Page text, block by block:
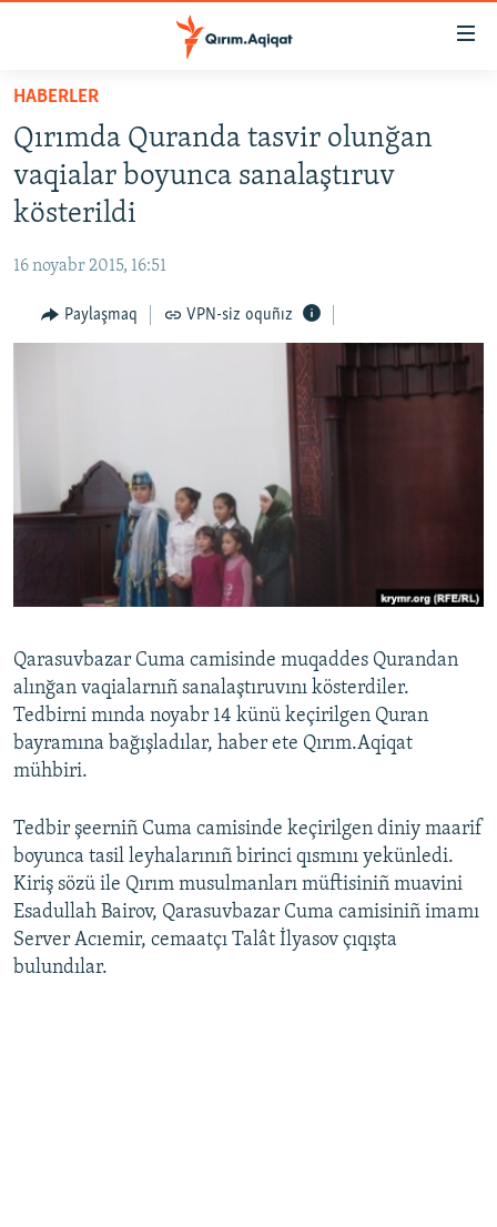
Esas
qaytmaq
Baş
navigatsiyağa
qaytmaq
Qıdıruvğa
qaytmaq
HABERLER
SİYASET
İQTİSADİYAT
MEDENİYET
İNSAN AQLARI
Українською
RFE/RS bütün saytları
HABERLER
Qırımda Quranda tasvir olunğan
vaqialar boyunca sanalaştıruv
kösterildi
16 noyabr 2015, 16:51
Paylaşmaq VPN-siz oquñız
Qarasuvbazar Cuma camisinde muqaddes Qurandan
alınğan vaqialarnıñ sanalaştıruvını kösterdiler.
Tedbirni mında noyabr 14 künü keçirilgen Quran
bayramına bağışladılar, haber ete Qırım.Aqiqat
mühbiri.
Tedbir şeerniñ Cuma camisinde keçirilgen diniy maarif
boyunca tasil leyhalarınıñ birinci qısmını yekünledi.
Kiriş sözü ile Qırım musulmanları müftisiniñ muavini
Esadullah Bairov, Qarasuvbazar Cuma camisiniñ imamı
Server Acıemir, cemaatçı Talât İlyasov çıqışta
bulundılar.